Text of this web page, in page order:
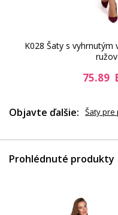
19.86 EUR
K028 Šaty s vyhrnutým
75.89
Objavte ďalšie: Šaty pre
Prohlédnuté produkty